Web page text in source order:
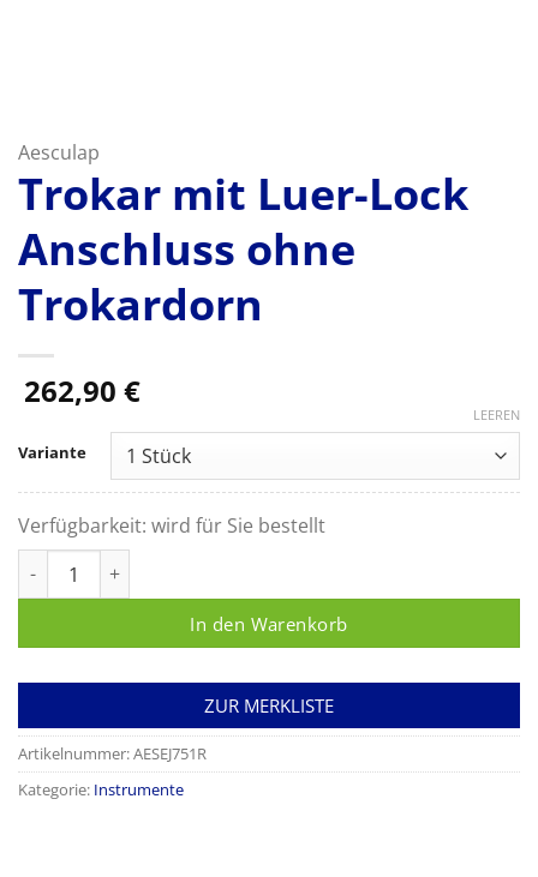
Aesculap
Trokar mit Luer-Lock
Anschluss ohne
Trokardorn
262,90 €
Variante
LEEREN
Verfügbarkeit: wird für Sie bestellt
In den Warenkorb
ZUR MERKLISTE
Artikelnummer:AESEJ751R
Kategorie: Instrumente